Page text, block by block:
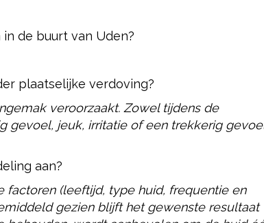
de buurt van Uden?
plaatselijke verdoving?
veroorzaakt. Zowel tijdens de
gevoel, jeuk, irritatie of een trekkerig
aan?
(leeftijd, type huid, frequentie en
gezien blijft het gewenste resultaat